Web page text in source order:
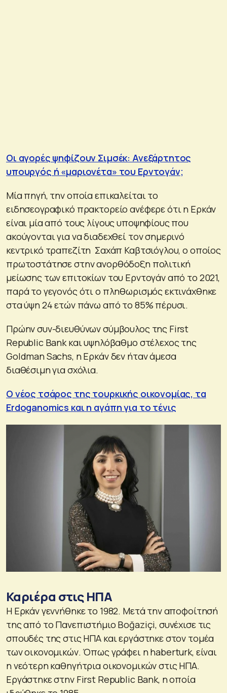
Οι αγορές ψηφίζουν Σιμσέκ: Ανεξάρτητος
υπουργός ή «μαριονέτα» του Ερντογάν;
Μία πηγή, την οποία επικαλείται το
ειδησεογραφικό πρακτορείο ανέφερε ότι η Ερκάν
είναι μία από τους λίγους υποψηφίους που
ακούγονται για να διαδεχθεί τον σημερινό
κεντρικό τραπεζίτη Σαχάπ Καβτσιόγλου, ο οποίος
πρωτοστάτησε στην ανορθόδοξη πολιτική
μείωσης των επιτοκίων του Ερντογάν από το 2021,
παρά το γεγονός ότι ο πληθωρισμός εκτινάχθηκε
στα ύψη 24 ετών πάνω από το 85% πέρυσι.
Πρώην συν-διευθύνων σύμβουλος της First
Republic Bank και υψηλόβαθμο στέλεχος της
Goldman Sachs, η Ερκάν δεν ήταν άμεσα
διαθέσιμη για σχόλια.
Ο νέος τσάρος της τουρκικής οικονομίας, τα
Erdoganomics και η αγάπη για το τένις
Καριέρα στις ΗΠΑ
Η Ερκάν γεννήθηκε το 1982. Μετά την αποφοίτησή
της από το Πανεπιστήμιο Boğaziçi, συνέχισε τις
σπουδές της στις ΗΠΑ και εργάστηκε στον τομέα
των οικονομικών. Όπως γράφει η haberturk, είναι
η νεότερη καθηγήτρια οικονομικών στις ΗΠΑ.
Εργάστηκε στην First Republic Bank, η οποία